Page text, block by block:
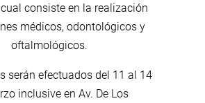
consiste en la realización
médicos, odontológicos y
oftalmológicos.
serán efectuados del 11 al 14
inclusive en Av. De Los